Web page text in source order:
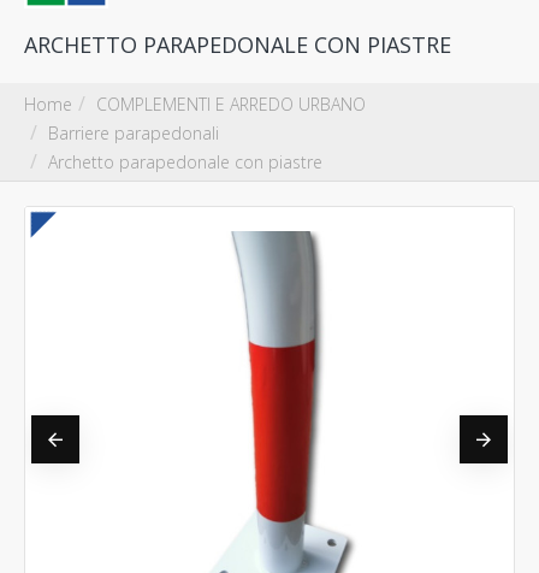
Home
COMPLEMENTI E ARREDO URBANO
Barriere parapedonali
Archetto parapedonale con piastre
ARCHETTO PARAPEDONALE CON PIASTRE